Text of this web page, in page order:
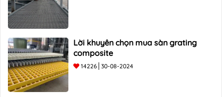
Lời khuyên chọn mua sàn grating
composite
14226 30-08-2024